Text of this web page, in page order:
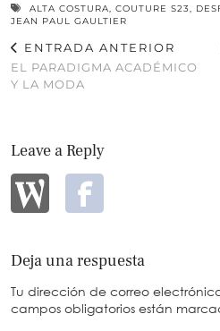
ALTA COSTURA, COUTURE S23,
JEAN PAUL GAULTIER
ENTRADA ANTERIOR
EL PARADIGMA ACADÉMICO
Y LA MODA
Leave a Reply
Deja una respuesta
Tu dirección de correo
campos obligatorios están